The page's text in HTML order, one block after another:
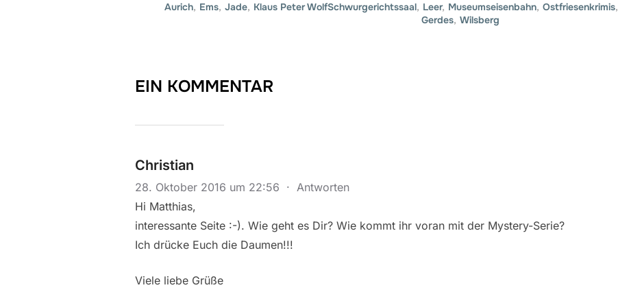
Aurich, Ems, Jade, Klaus Peter WolfSchwurgerichtssaal, Leer, Museumseisenbahn, Ostfriesenkrimis,
Gerdes, Wilsberg
EIN KOMMENTAR
Christian
28. Oktober 2016 um 22:56 · Antworten
Hi Matthias,
interessante Seite :-). Wie geht es Dir? Wie kommt ihr voran mit der Mystery-Serie?
Ich drücke Euch die Daumen!!!
Viele liebe Grüße